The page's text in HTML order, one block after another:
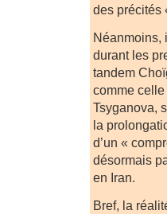
des précités
Néanmoins,
durant les
tandem
comme
Tsyganova,
la
d’un «
désormais
en Iran.
Bref, la